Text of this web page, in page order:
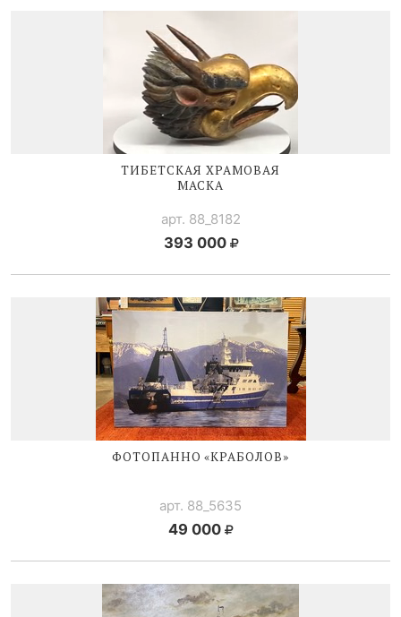
ТИБЕТСКАЯ ХРАМОВАЯ
МАСКА
арт. 88_8182
393 000
ФОТОПАННО «КРАБОЛОВ»
арт. 88_5635
49 000